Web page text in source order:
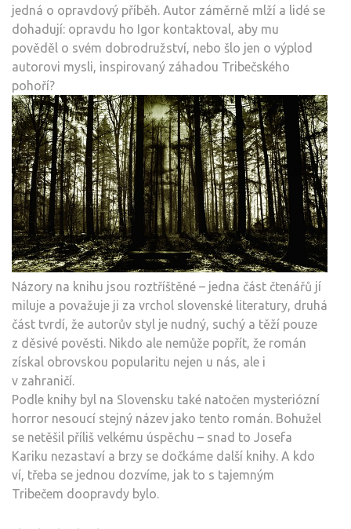
jedná o opravdový příběh. Autor záměrně mlží a lidé se
dohadují: opravdu ho Igor kontaktoval, aby mu
pověděl o svém dobrodružství, nebo šlo jen o výplod
autorovi mysli, inspirovaný záhadou Tribečského
pohoří?
Názory na knihu jsou roztříštěné – jedna část čtenářů jí
miluje a považuje ji za vrchol slovenské literatury, druhá
část tvrdí, že autorův styl je nudný, suchý a těží pouze
z děsivé pověsti. Nikdo ale nemůže popřít, že román
získal obrovskou popularitu nejen u nás, ale i
v zahraničí.
Podle knihy byl na Slovensku také natočen mysteriózní
horror nesoucí stejný název jako tento román. Bohužel
se netěšil příliš velkému úspěchu – snad to Josefa
Kariku nezastaví a brzy se dočkáme další knihy. A kdo
ví, třeba se jednou dozvíme, jak to s tajemným
Tribečem doopravdy bylo.